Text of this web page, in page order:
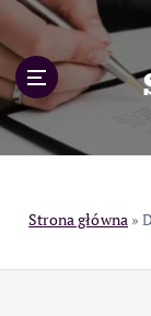
p
o
c
Strona główna »